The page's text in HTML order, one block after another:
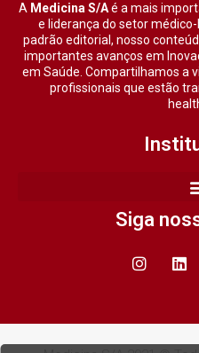
A Medicina S/Aé a mais
e liderança do setor
padrão editorial, nosso
importantes avanços em
em Saúde. Compartilhamos a
profissionais que estão
Siga